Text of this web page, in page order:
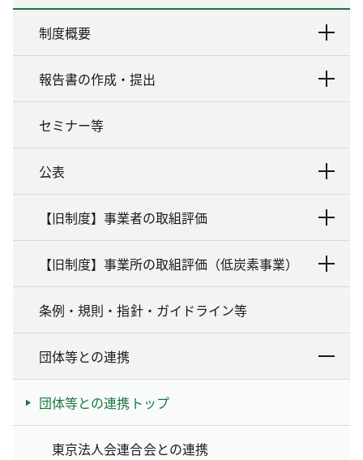
制度概要
報告書の作成・提出
セミナー等
公表
【旧制度】事業者の取組評価
【旧制度】事業所の取組評価（低炭素事業）
条例・規則・指針・ガイドライン等
団体等との連携
団体等との連携トップ
東京法人会連合会との連携